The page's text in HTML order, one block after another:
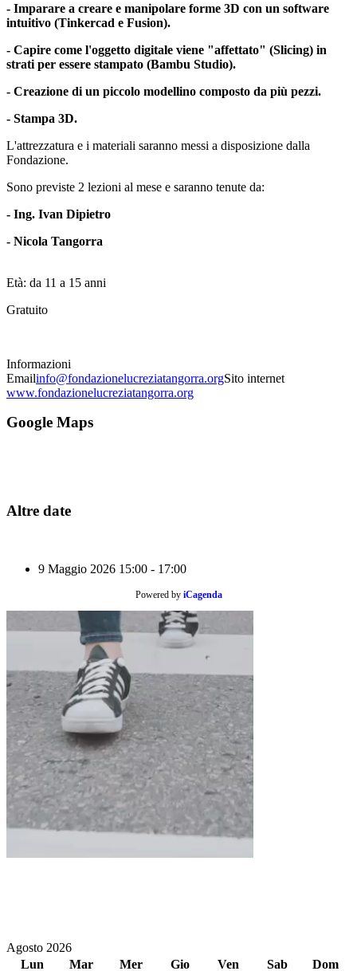
- Imparare a creare e manipolare forme 3D con un software
intuitivo (Tinkercad e Fusion).
- Capire come l'oggetto digitale viene "affettato" (Slicing) in
strati per essere stampato (Bambu Studio).
- Creazione di un piccolo modellino composto da più pezzi.
- Stampa 3D.
L'attrezzatura e i materiali saranno messi a disposizione dalla
Fondazione.
Sono previste 2 lezioni al mese e saranno tenute da:
- Ing. Ivan Dipietro
- Nicola Tangorra
Età: da 11 a 15 anni
Gratuito
Informazioni
Emailinfo@fondazionelucreziatangorra.orgSito internet
www.fondazionelucreziatangorra.org
Google Maps
Altre date
9 Maggio 2026 15:00 - 17:00
Powered by iCagenda
Agosto 2026
Lun
Mar Mer Gio Ven Sab Dom